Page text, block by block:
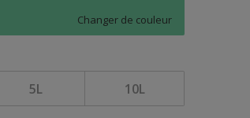
Changer de couleur
5L 10L